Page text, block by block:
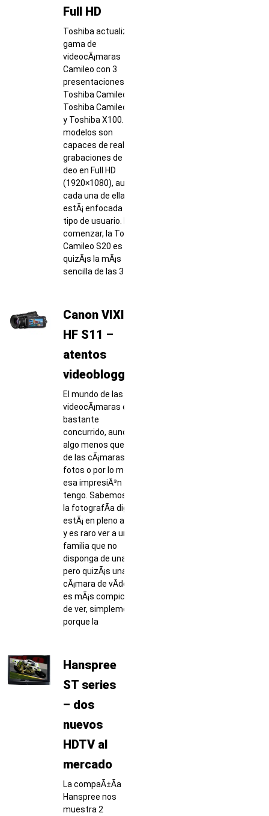
Full HD
Toshiba actualiza su
gama de
videocÃ¡maras
Camileo con 3
presentaciones, la
Toshiba Camileo S20,
Toshiba Camileo H30
y Toshiba X100. Los 3
modelos son
capaces de realizar
grabaciones de vÃ­
deo en Full HD
(1920×1080), aunque
cada una de ellas
estÃ¡ enfocada a un
tipo de usuario. Para
comenzar, la Toshiba
Camileo S20 es
quizÃ¡s la mÃ¡s
sencilla de las 3
Canon VIXIA
HF S11 –
atentos
videobloggers
El mundo de las
videocÃ¡maras estÃ¡
bastante
concurrido, aunque
algo menos que el
de las cÃ¡maras de
fotos o por lo menos
esa impresiÃ³n
tengo. Sabemos que
la fotografÃ­a digital
estÃ¡ en pleno auge
y es raro ver a un
familia que no
disponga de una,
pero quizÃ¡s una
cÃ¡mara de vÃ­deo
es mÃ¡s compicado
de ver, simplemente
porque la
Hanspree
ST series
– dos
nuevos
HDTV al
mercado
La compaÃ±Ã­a
Hanspree nos
muestra 2